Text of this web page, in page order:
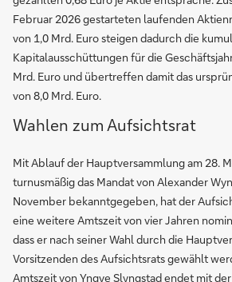
Februar 2026 gestarteten laufenden
von 1,0 Mrd. Euro steigen dadurch die
Kapitalausschüttungen für die
Mrd. Euro und übertreffen damit das
von 8,0 Mrd. Euro.
Wahlen zum Aufsichtsrat
Mit Ablauf der Hauptversammlung am 28.
turnusmäßig das Mandat von Alexander
November bekanntgegeben, hat der
eine weitere Amtszeit von vier Jahren
dass er nach seiner Wahl durch die
Vorsitzenden des Aufsichtsrats gewählt
Amtszeit von Yngve Slyngstad endet mit